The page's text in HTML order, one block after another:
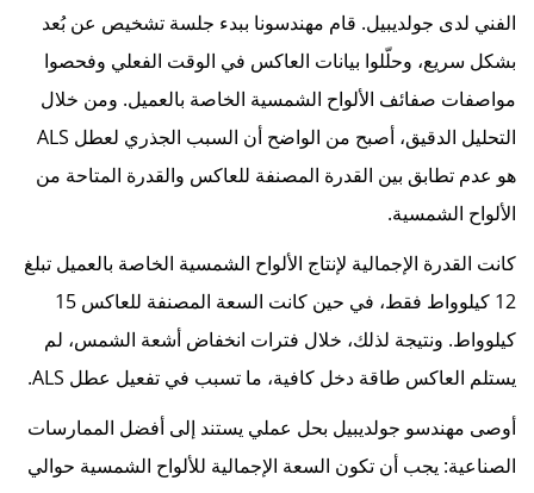
الفني لدى جولديبيل. قام مهندسونا ببدء جلسة تشخيص عن بُعد
بشكل سريع، وحلّلوا بيانات العاكس في الوقت الفعلي وفحصوا
مواصفات صفائف الألواح الشمسية الخاصة بالعميل. ومن خلال
التحليل الدقيق، أصبح من الواضح أن السبب الجذري لعطل ALS
هو عدم تطابق بين القدرة المصنفة للعاكس والقدرة المتاحة من
الألواح الشمسية.
كانت القدرة الإجمالية لإنتاج الألواح الشمسية الخاصة بالعميل تبلغ
12 كيلوواط فقط، في حين كانت السعة المصنفة للعاكس 15
كيلوواط. ونتيجة لذلك، خلال فترات انخفاض أشعة الشمس، لم
يستلم العاكس طاقة دخل كافية، ما تسبب في تفعيل عطل ALS.
أوصى مهندسو جولديبيل بحل عملي يستند إلى أفضل الممارسات
الصناعية: يجب أن تكون السعة الإجمالية للألواح الشمسية حوالي